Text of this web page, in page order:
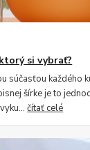
si vybrať?
súčasťou každého
šírke je to
čítať celé